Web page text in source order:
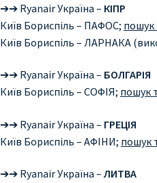
➔➔ Ryanair Україна – КІПР
Київ Бориспіль – ПАФОС; пошук
Київ Бориспіль – ЛАРНАКА
➔➔ Ryanair Україна – БОЛГАРІЯ
Київ Бориспіль – СОФІЯ; пошук
➔➔ Ryanair Україна – ГРЕЦІЯ
Київ Бориспіль – АФІНИ; пошук
➔➔ Ryanair Україна –ЛИТВА